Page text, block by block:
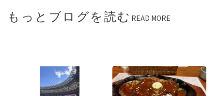
もっとブログを読む READ MORE